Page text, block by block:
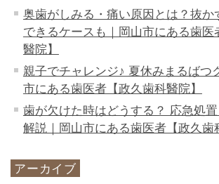
奥歯がしみる・痛い原因とは？抜か
できるケースも｜岡山市にある歯医
醫院】
親子でチャレンジ♪ 夏休みまるばつ
市にある歯医者【政久歯科醫院】
歯が欠けた時はどうする？ 応急処
解説｜岡山市にある歯医者【政久歯
アーカイブ